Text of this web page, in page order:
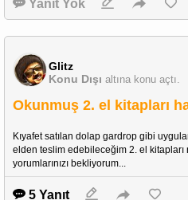
Yanıt Yok
Glitz
Konu Dışı altına konu açtı.
Okunmuş 2. el kitapları
Kıyafet satılan dolap gardrop gibi
elden teslim edebileceğim 2. el
yorumlarınızı bekliyorum...
5 Yanıt